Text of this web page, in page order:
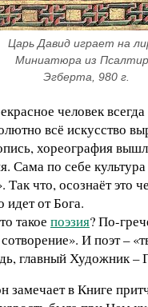
Царь Давид играет на
Миниатюра из
Эгберта, 980 г.
человек
всё искусство
хореография
Сама по себе культура
Так что, осознаёт это
идет от Бога.
такое поэзия? По-
И поэт –
главный Художник –
замечает в Книге